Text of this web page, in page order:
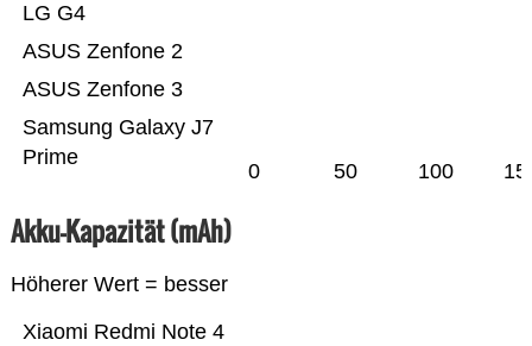
Samsung Galaxy J7
Prime
ASUS Zenfone 3
ASUS Zenfone 2
LG G4
0 50 100
Akku-Kapazität (mAh)
Höherer Wert = besser
Xiaomi Redmi Note 4